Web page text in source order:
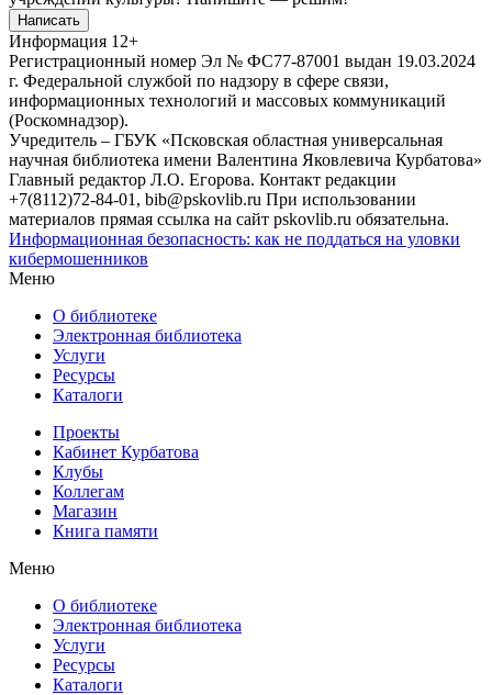
Написать
Информация 12+
Регистрационный номер Эл № ФС77-87001 выдан 19.03.2024
г. Федеральной службой по надзору в сфере связи,
информационных технологий и массовых коммуникаций
(Роскомнадзор).
Учредитель – ГБУК «Псковская областная универсальная
научная библиотека имени Валентина Яковлевича Курбатова»
Главный редактор Л.О. Егорова. Контакт редакции
+7(8112)72-84-01, bib@pskovlib.ru При использовании
материалов прямая ссылка на сайт pskovlib.ru обязательна.
Информационная безопасность: как не поддаться на уловки
кибермошенников
Меню
О библиотеке
Электронная библиотека
Услуги
Ресурсы
Каталоги
Проекты
Кабинет Курбатова
Клубы
Коллегам
Магазин
Книга памяти
Меню
О библиотеке
Электронная библиотека
Услуги
Ресурсы
Каталоги